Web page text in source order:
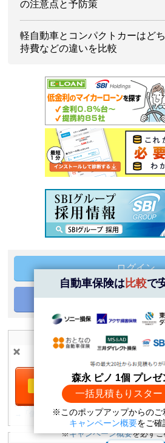
の注意点と予防策
軽自動車とコンパクトカーはど
持費などの違いを比較
ログイン
登録情報の修正
当社は個人情報の取扱いを適切に行う企業と
用を認められた認定事業者です。
→「個人情報保護方針」
自動車保険は比較で
森永 ピノ 1個 プレゼ
一括見積もりスター
※このポップアップからのご
キャンペーン概要をご確
一括見積もり
森永 ピノ1個プレゼ
※キャンペーン概要を必ず